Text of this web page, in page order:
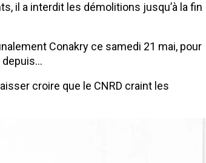
il a interdit les démolitions jusqu’à la fin
Conakry ce samedi 21 mai, pour
depuis…
croire que le CNRD craint les